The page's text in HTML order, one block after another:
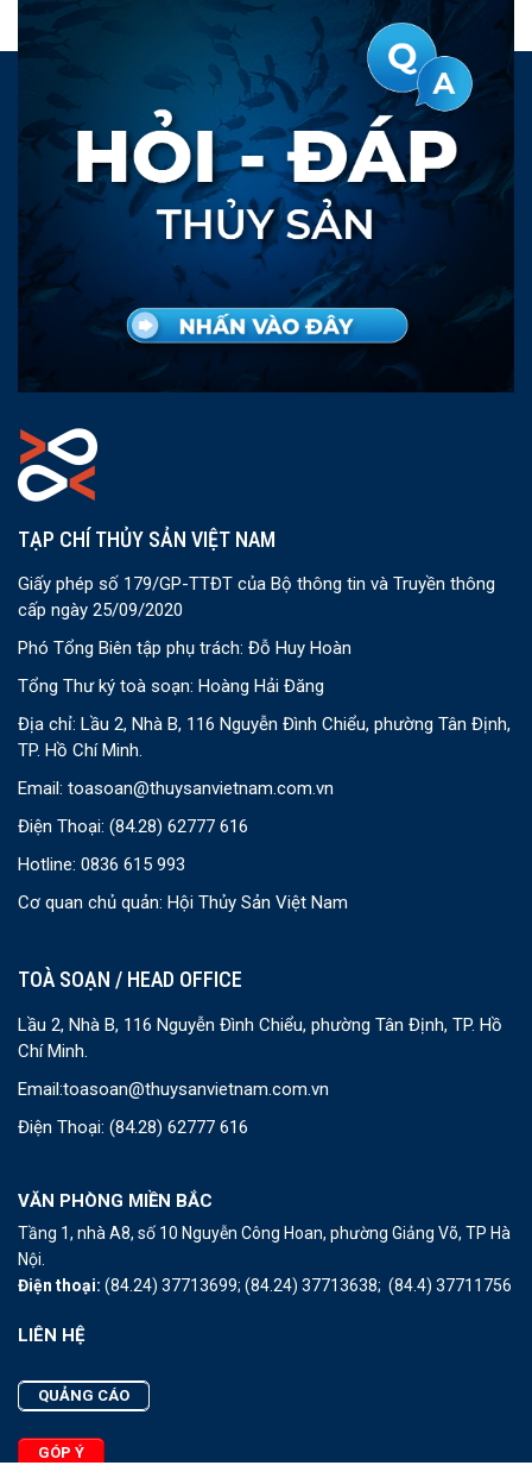
TẠP CHÍ THỦY SẢN VIỆT NAM
Giấy phép số 179/GP-TTĐT của Bộ thông tin và Truyền thông
cấp ngày 25/09/2020
Phó Tổng Biên tập phụ trách: Đỗ Huy Hoàn
Tổng Thư ký toà soạn: Hoàng Hải Đăng
Địa chỉ: Lầu 2, Nhà B, 116 Nguyễn Đình Chiểu, phường Tân Định,
TP. Hồ Chí Minh.
Email: toasoan@thuysanvietnam.com.vn
Điện Thoại: (84.28) 62777 616
Hotline: 0836 615 993
Cơ quan chủ quản: Hội Thủy Sản Việt Nam
TOÀ SOẠN / HEAD OFFICE
Lầu 2, Nhà B, 116 Nguyễn Đình Chiểu, phường Tân Định, TP. Hồ
Chí Minh.
Email:toasoan@thuysanvietnam.com.vn
Điện Thoại: (84.28) 62777 616
VĂN PHÒNG MIỀN BẮC
Tầng 1, nhà A8, số 10 Nguyễn Công Hoan, phường Giảng Võ, TP Hà
Nội.
Điện thoại: (84.24) 37713699; (84.24) 37713638; (84.4) 37711756
LIÊN HỆ
QUẢNG CÁO
GÓP Ý